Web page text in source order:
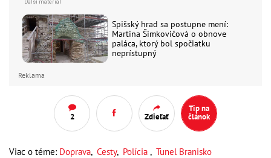
Spišský hrad sa postupne mení:
Martina Šimkovičová o obnove
paláca, ktorý bol spočiatku
neprístupný
Reklama
2 Zdieľať
Tip na
článok
Viac o téme: Doprava, Cesty, Polícia , Tunel Branisko